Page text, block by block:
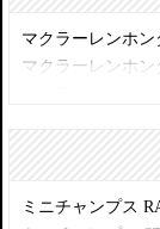
#8 MINARDI
#9 ARROWS 1999
#10 MINARDI
#14 ORANGE
マクラーレンホン
マクラーレンホン
マクラーレンホ
マクラーレンホ
ウィリアムスルノ
ミニチャンプス